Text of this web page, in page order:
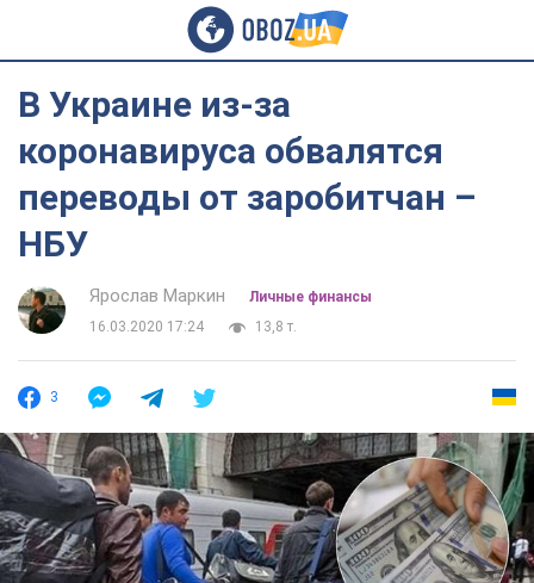
В Украине из-за
коронавируса обвалятся
переводы от заробитчан –
НБУ
Ярослав Маркин
Личные финансы
16.03.2020 17:24
13,8 т.
3